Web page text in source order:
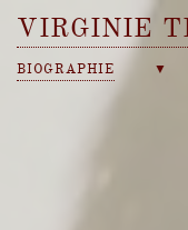
VIRGINIE
BIOGRAPHIE ▼